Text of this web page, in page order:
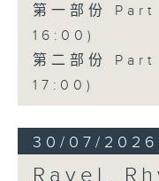
第一部份
16:00)
第二部份
17:00)
30/07/2026
Ravel,